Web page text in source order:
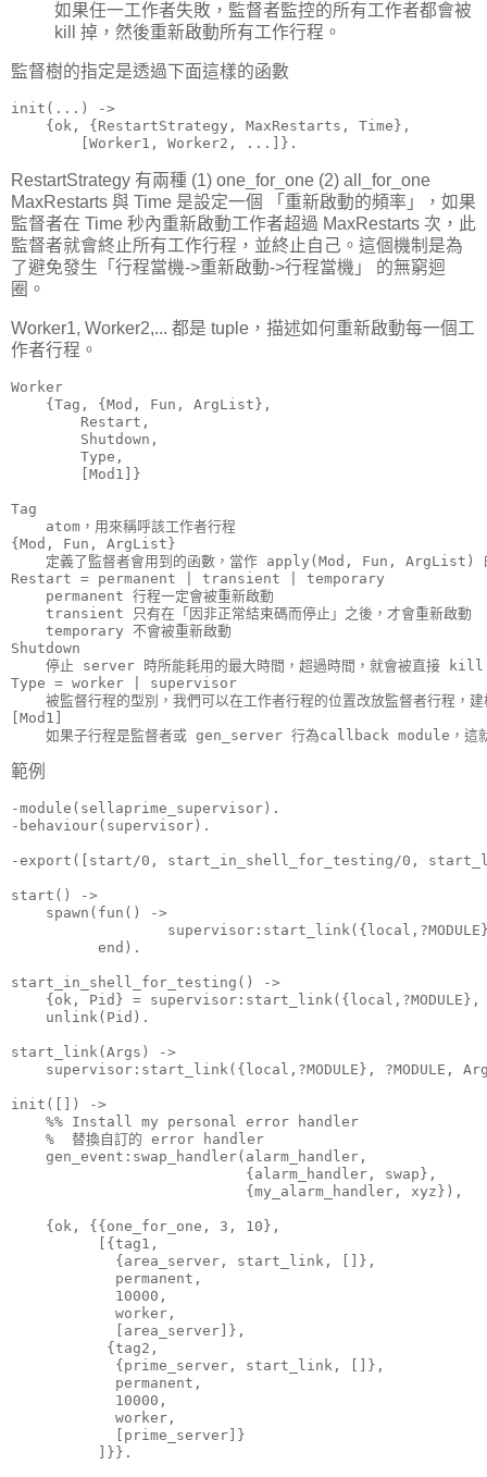
如果任一工作者失敗，監督者監控的所有工作者都會被
kill 掉，然後重新啟動所有工作行程。
監督樹的指定是透過下面這樣的函數
init(...) ->
    {ok, {RestartStrategy, MaxRestarts, Time},
        [Worker1, Worker2, ...]}.
RestartStrategy 有兩種 (1) one_for_one (2) all_for_one
MaxRestarts 與 Time 是設定一個 「重新啟動的頻率」，如果
監督者在 Time 秒內重新啟動工作者超過 MaxRestarts 次，此
監督者就會終止所有工作行程，並終止自己。這個機制是為
了避免發生「行程當機->重新啟動->行程當機」 的無窮迴
圈。
Worker1, Worker2,... 都是 tuple，描述如何重新啟動每一個工
作者行程。
Worker
    {Tag, {Mod, Fun, ArgList},
        Restart,
        Shutdown,
        Type,
        [Mod1]}
Tag
    atom，用來稱呼該工作者行程
{Mod, Fun, ArgList}
定義了監督者會用到的函數，當作 apply(Mod, Fun, ArgList)
Restart = permanent | transient | temporary
    permanent 行程一定會被重新啟動
    transient 只有在「因非正常結束碼而停止」之後，才會重新啟動
    temporary 不會被重新啟動
Shutdown
    停止 server 時所能耗用的最大時間，超過時間，就會被直接 kill
Type = worker | supervisor
被監督行程的型別，我們可以在工作者行程的位置改放監督者行程，
[Mod1]
如果子行程是監督者或 gen_server 行為callback module，
範例
-module(sellaprime_supervisor).
-behaviour(supervisor).
-export([start/0, start_in_shell_for_testing/0,
start() ->
    spawn(fun() ->
          end).
start_in_shell_for_testing() ->
{ok, Pid} =
    unlink(Pid).
start_link(Args) ->
supervisor:start_link({local,?MODULE}, ?MODULE,
init([]) ->
    %% Install my personal error handler
    %  替換自訂的 error handler
    gen_event:swap_handler(alarm_handler,
                           {alarm_handler, swap},
                           {my_alarm_handler, xyz}),
    {ok, {{one_for_one, 3, 10},
          [{tag1,
            {area_server, start_link, []},
            permanent,
            10000,
            worker,
            [area_server]},
           {tag2,
            {prime_server, start_link, []},
            permanent,
            10000,
            worker,
            [prime_server]}
          ]}}.